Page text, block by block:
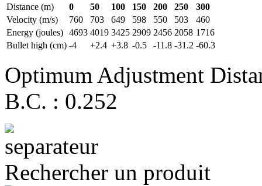
Distance (m)
0 50 100 150 200 250
300
Velocity (m/s)
760 703 649 598 550 503
460
Energy (joules) 4693 4019 3425 2909 2456 2058 1716
Bullet high (cm) -4 +2.4 +3.8 -0.5 -11.8 -31.2 -60.3
Optimum Adjustment
B.C. : 0.252
Rechercher un produit